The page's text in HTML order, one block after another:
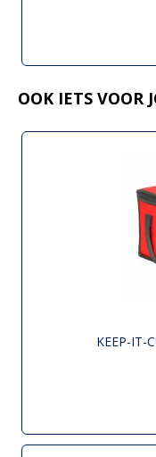
OOK IETS VOOR
KEEP-IT-